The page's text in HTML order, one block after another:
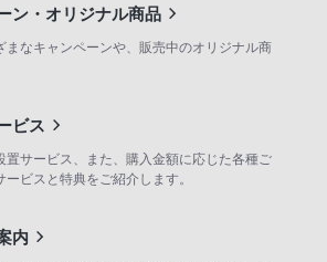
ン・オリジナル商品
まなキャンペーンや、販売中のオリジナル商
ビス
置サービス、また、購入金額に応じた各種ご
ビスと特典をご紹介します。
内